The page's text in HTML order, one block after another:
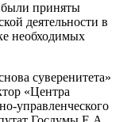
были приняты
деятельности в
необходимых
суверенитета»
«Центра
управленческого